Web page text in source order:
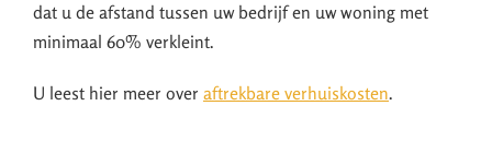
dat u de afstand tussen uw bedrijf en uw woning met
minimaal 60% verkleint.
U leest hier meer over aftrekbare verhuiskosten.